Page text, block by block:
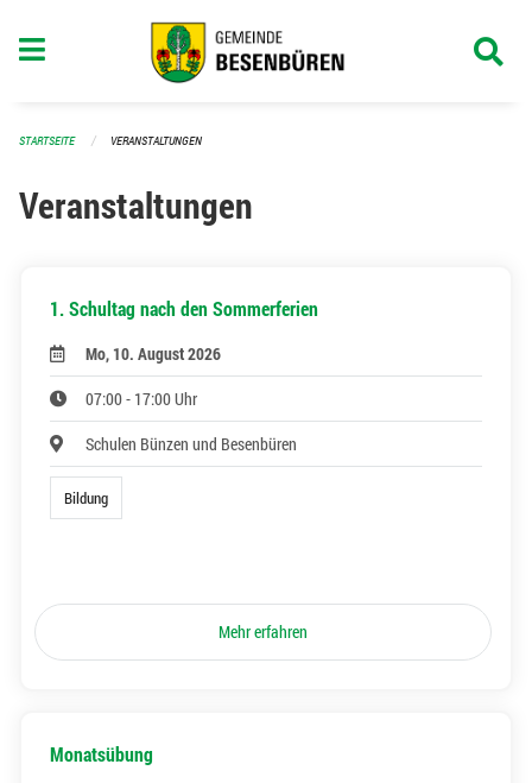
STARTSEITE VERANSTALTUNGEN
Veranstaltungen
1. Schultag nach den Sommerferien
Mo, 10. August 2026
07:00 - 17:00 Uhr
Schulen Bünzen und Besenbüren
Bildung
Mehr erfahren
Monatsübung